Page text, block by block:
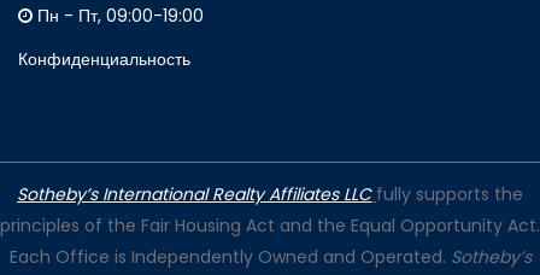
Пн - Пт, 09:00-19:00
Конфиденциальность
Sotheby’s International Realty Affiliates LLC fully supports the
principles of the Fair Housing Act and the Equal Opportunity Act.
Each Office is Independently Owned and Operated. Sotheby’s